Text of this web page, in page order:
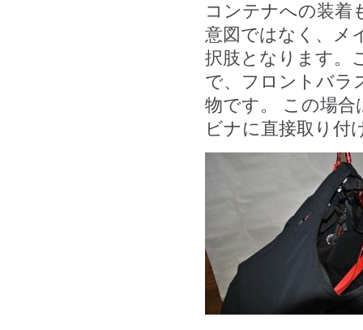
コンテナへの装着
意図ではなく、メ
択肢となります。
で、フロントバラ
物です。 この場
ビナに直接取り付